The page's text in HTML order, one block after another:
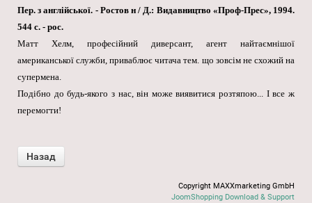
Пер. з англійської. - Ростов н / Д.: Видавництво «Проф-Прес», 1994.
544 с. - рос.
Матт Хелм, професійний диверсант, агент найтаємнішої
американської служби, приваблює читача тем. що зовсім не схожий на
супермена.
Подібно до будь-якого з нас, він може виявитися розтяпою... І все ж
перемогти!
Copyright MAXXmarketing GmbH
JoomShopping Download & Support